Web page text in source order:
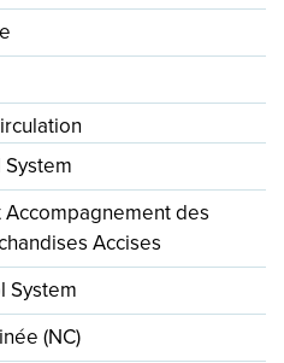
des
Accises
System
(NC)